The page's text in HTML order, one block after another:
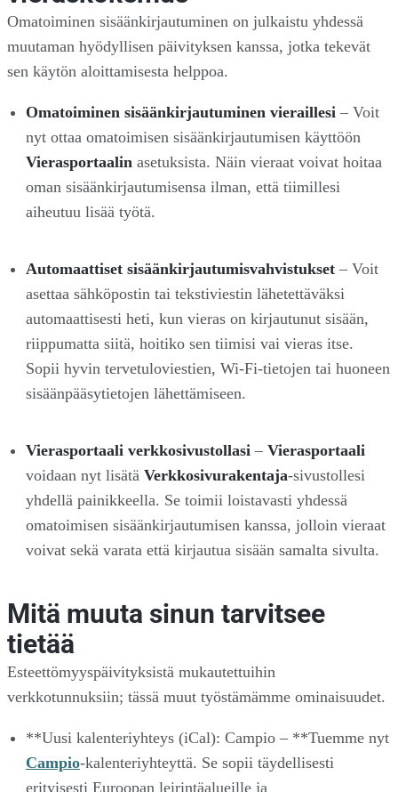
Omatoiminen sisäänkirjautuminen on julkaistu yhdessä
muutaman hyödyllisen päivityksen kanssa, jotka tekevät
sen käytön aloittamisesta helppoa.
Omatoiminen sisäänkirjautuminen vieraillesi– Voit
nyt ottaa omatoimisen sisäänkirjautumisen käyttöön
Vierasportaalinasetuksista. Näin vieraat voivat hoitaa
oman sisäänkirjautumisensa ilman, että tiimillesi
aiheutuu lisää työtä.
Automaattiset sisäänkirjautumisvahvistukset– Voit
asettaa sähköpostin tai tekstiviestin lähetettäväksi
automaattisesti heti, kun vieras on kirjautunut sisään,
riippumatta siitä, hoitiko sen tiimisi vai vieras itse.
Sopii hyvin tervetuloviestien, Wi-Fi-tietojen tai huoneen
sisäänpääsytietojen lähettämiseen.
Vierasportaali verkkosivustollasi– Vierasportaali
voidaan nyt lisätä Verkkosivurakentaja-sivustollesi
yhdellä painikkeella. Se toimii loistavasti yhdessä
omatoimisen sisäänkirjautumisen kanssa, jolloin vieraat
voivat sekä varata että kirjautua sisään samalta sivulta.
Mitä muuta sinun tarvitsee
tietää
Esteettömyyspäivityksistä mukautettuihin
verkkotunnuksiin; tässä muut työstämämme ominaisuudet.
**Uusi kalenteriyhteys (iCal): Campio – **Tuemme nyt
Campio-kalenteriyhteyttä. Se sopii täydellisesti
erityisesti Euroopan leirintäalueille ja